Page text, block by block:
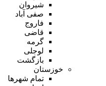
شیروان
صفی آباد
فاروج
قاضی
گرمه
لوجلی
بازگشت
خوزستان
تمام شهر‌ها